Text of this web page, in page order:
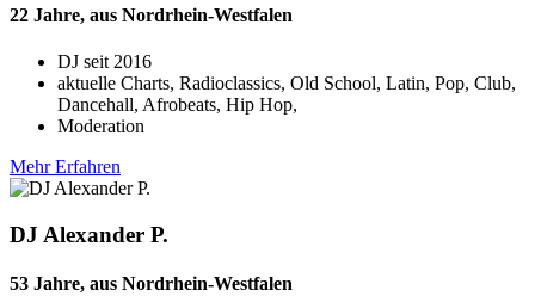
22 Jahre, aus Nordrhein-Westfalen
DJ seit 2016
aktuelle Charts, Radioclassics, Old School, Latin, Pop, Club,
Dancehall, Afrobeats, Hip Hop,
Moderation
Mehr Erfahren
DJ Alexander P.
53 Jahre, aus Nordrhein-Westfalen